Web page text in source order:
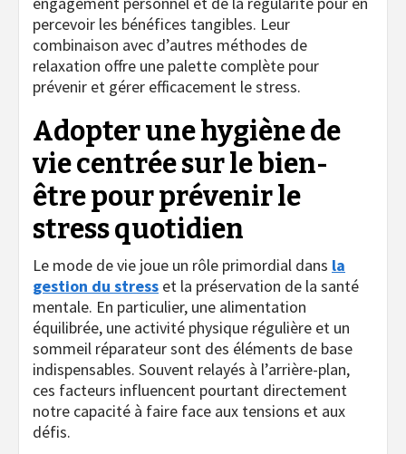
percevoir les bénéfices tangibles. Leur
combinaison avec d’autres méthodes de
relaxation offre une palette complète pour
prévenir et gérer efficacement le stress.
Adopter une hygiène de
vie centrée sur le bien-
être pour prévenir le
stress quotidien
Le mode de vie joue un rôle primordial dans la
gestion du stress et la préservation de la santé
mentale. En particulier, une alimentation
équilibrée, une activité physique régulière et un
sommeil réparateur sont des éléments de base
indispensables. Souvent relayés à l’arrière-plan,
ces facteurs influencent pourtant directement
notre capacité à faire face aux tensions et aux
défis.